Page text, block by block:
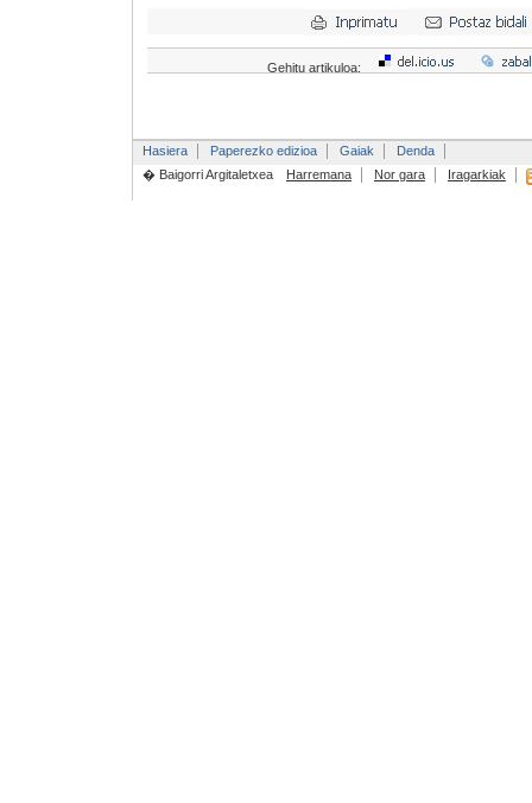
Gehitu artikuloa:
Hasiera Paperezko edizioa Gaiak
Denda
� Baigorri Argitaletxea
Harremana Nor gara Iragarkiak